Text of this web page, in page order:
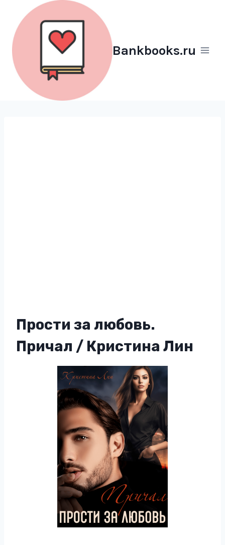
Перейти
содержимому
Bankbooks.ru
Прости за любовь.
Причал / Кристина Лин